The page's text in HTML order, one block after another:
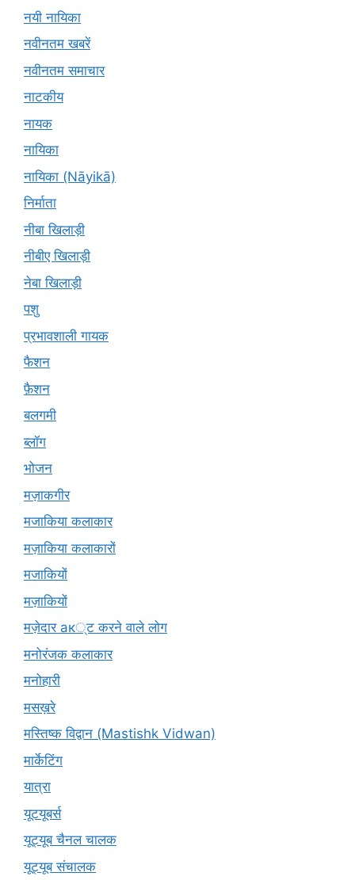
नयी नायिका
नवीनतम खबरें
नवीनतम समाचार
नाटकीय
नायक
नायिका
नायिका (Nāyikā)
निर्माता
नीबा खिलाड़ी
नीबीए खिलाड़ी
नेबा खिलाड़ी
पशु
प्रभावशाली गायक
फैशन
फ़ैशन
बलगमी
ब्लॉग
भोजन
मज़ाकगीर
मजाकिया कलाकार
मज़ाकिया कलाकारों
मजाकियों
मज़ाकियों
मज़ेदार ак्ट करने वाले लोग
मनोरंजक कलाकार
मनोहारी
मसख़रे
मस्तिष्क विद्वान (Mastishk Vidwan)
मार्केटिंग
यात्रा
यूटयूबर्स
यूट्यूब चैनल चालक
यूट्यूब संचालक